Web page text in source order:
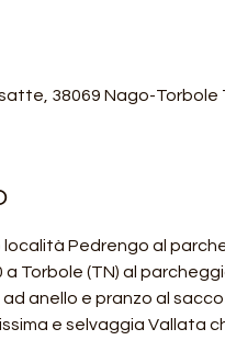
38069 Nago-Torbole
località Pedrengo al
Torbole (TN) al
anello e pranzo al sacco
e selvaggia Vallata